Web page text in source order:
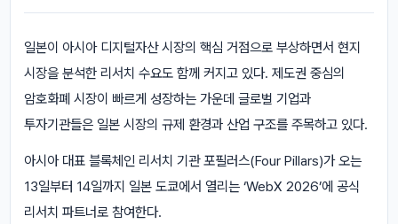
일본이 아시아 디지털자산 시장의 핵심 거점으로 부상하면서 현지
시장을 분석한 리서치 수요도 함께 커지고 있다. 제도권 중심의
암호화폐 시장이 빠르게 성장하는 가운데 글로벌 기업과
투자기관들은 일본 시장의 규제 환경과 산업 구조를 주목하고 있다.
아시아 대표 블록체인 리서치 기관 포필러스(Four Pillars)가 오는
13일부터 14일까지 일본 도쿄에서 열리는 ‘WebX 2026’에 공식
리서치 파트너로 참여한다.